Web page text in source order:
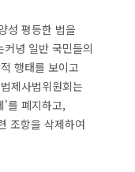
성 평등한 법을
녕 일반 국민들의
행태를 보이고
제사법위원회는
'를 폐지하고,
조항을 삭제하여